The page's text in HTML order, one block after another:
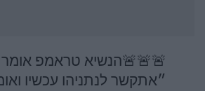
🚨🚨🚨הנשיא טראמפ אומר
״אתקשר לנתניהו עכשיו